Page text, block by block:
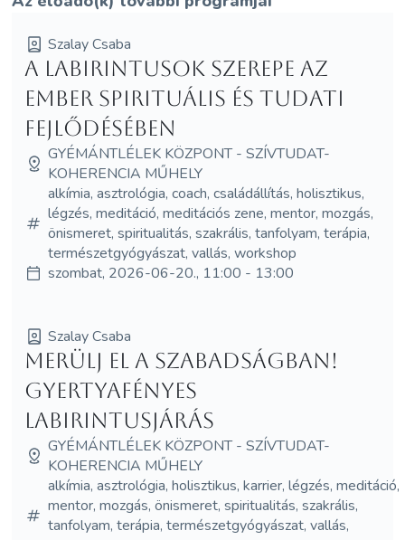
Szalay Csaba
A labirintusok szerepe az
ember spirituális és tudati
fejlődésében
GYÉMÁNTLÉLEK KÖZPONT - SZÍVTUDAT-
KOHERENCIA MŰHELY
alkímia, asztrológia, coach, családállítás, holisztikus,
légzés, meditáció, meditációs zene, mentor, mozgás,
önismeret, spiritualitás, szakrális, tanfolyam, terápia,
természetgyógyászat, vallás, workshop
szombat, 2026-06-20., 11:00 - 13:00
Szalay Csaba
Merülj el a Szabadságban!
gyertyafényes
Labirintusjárás
GYÉMÁNTLÉLEK KÖZPONT - SZÍVTUDAT-
KOHERENCIA MŰHELY
alkímia, asztrológia, holisztikus, karrier, légzés, meditáció,
mentor, mozgás, önismeret, spiritualitás, szakrális,
tanfolyam, terápia, természetgyógyászat, vallás,